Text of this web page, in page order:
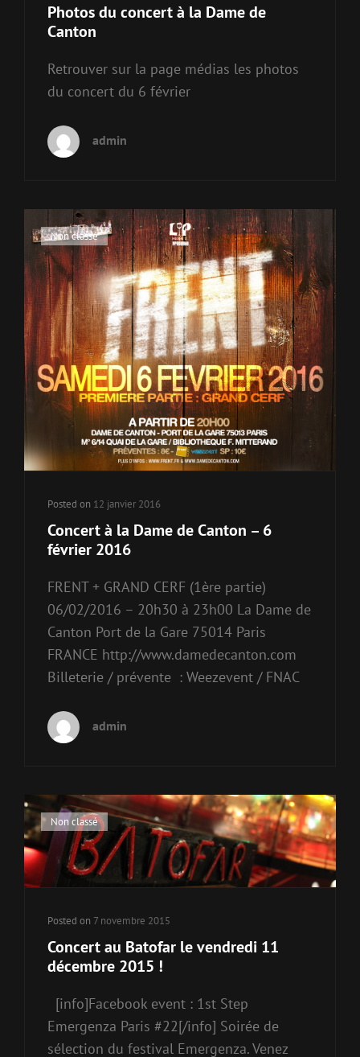
Photos du concert à la Dame de
Canton
Retrouver sur la page médias les photos
du concert du 6 février
admin
Cat
Links
Non classé
Posted on 12 janvier 2016
Concert à la Dame de Canton – 6
février 2016
FRENT + GRAND CERF (1ère partie)
06/02/2016 – 20h30 à 23h00 La Dame de
Canton Port de la Gare 75014 Paris
FRANCE http://www.damedecanton.com
Billeterie / prévente : Weezevent / FNAC
admin
Cat
Links
Non classé
Posted on 7 novembre 2015
Concert au Batofar le vendredi 11
décembre 2015 !
[info]Facebook event : 1st Step
Emergenza Paris #22[/info] Soirée de
sélection du festival Emergenza. Venez